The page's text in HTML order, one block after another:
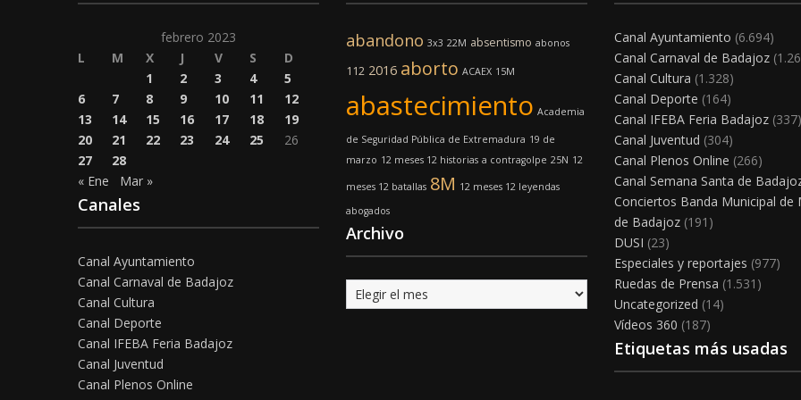
febrero 2023
L
M X J V S
D
1
2 3 4
5
6
7 8 9 10 11
12
13
14 15 16 17 18
19
20
21 22 23 24 25
26
27
28
« Ene
Mar »
Canales
Canal Ayuntamiento
Canal Carnaval de Badajoz
Canal Cultura
Canal Deporte
Canal IFEBA Feria Badajoz
Canal Juventud
Canal Plenos Online
abandono 3x3 22M absentismo abonos
112 2016 aborto ACAEX 15M
abastecimiento Academia
de Seguridad Pública de Extremadura 19 de
marzo 12 meses 12 historias a contragolpe 25N 12
meses 12 batallas 8M 12 meses 12 leyendas
abogados
Archivo
Archivo
Canal Ayuntamiento (6.694)
Canal Carnaval de Badajoz
Canal Cultura (1.328)
Canal Deporte (164)
Canal IFEBA Feria Badajoz (337)
Canal Juventud (304)
Canal Plenos Online (266)
Canal Semana Santa de
Conciertos Banda Municipal de
de Badajoz (191)
DUSI (23)
Especiales y reportajes (977)
Ruedas de Prensa (1.531)
Uncategorized (14)
Vídeos 360 (187)
Etiquetas más usadas